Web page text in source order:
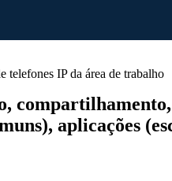
telefones IP da área de trabalho
aplicações